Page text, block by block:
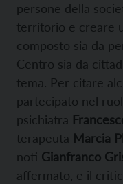
persone della
territorio e creare
composto sia da
Centro sia da
tema. Per citare
partecipato nel
psichiatra
terapeuta Marcia
noti Gianfranco
affermato, e il